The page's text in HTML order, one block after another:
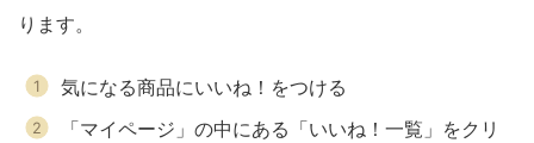
ります。
気になる商品にいいね！をつける
「マイページ」の中にある「いいね！一覧」をクリ